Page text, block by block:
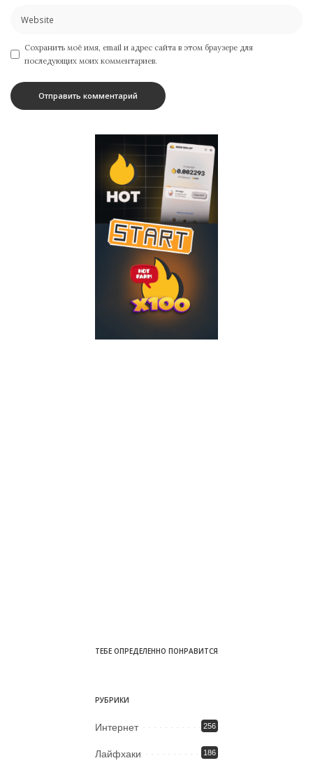
Сохранить моё имя, email и адрес сайта в этом браузере для
последующих моих комментариев.
ТЕБЕ ОПРЕДЕЛЕННО ПОНРАВИТСЯ
РУБРИКИ
Интернет 256
Лайфхаки 186